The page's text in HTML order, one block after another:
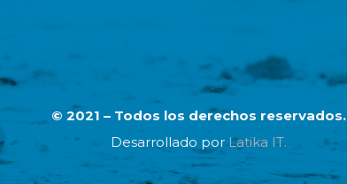
© 2021 – Todos los derechos reservados.
Desarrollado por Latika IT.